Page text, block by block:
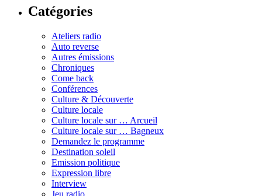
Catégories
Ateliers radio
Auto reverse
Autres émissions
Chroniques
Come back
Conférences
Culture & Découverte
Culture locale
Culture locale sur … Arcueil
Culture locale sur … Bagneux
Demandez le programme
Destination soleil
Emission politique
Expression libre
Interview
Jeu radio